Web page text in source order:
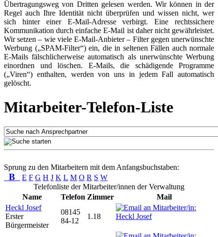
Übertragungsweg von Dritten gelesen werden. Wir können in der
Regel auch Ihre Identität nicht überprüfen und wissen nicht, wer
sich hinter einer E-Mail-Adresse verbirgt. Eine rechtssichere
Kommunikation durch einfache E-Mail ist daher nicht gewährleistet.
Wir setzen – wie viele E-Mail-Anbieter – Filter gegen unerwünschte
Werbung („SPAM-Filter“) ein, die in seltenen Fällen auch normale
E-Mails fälschlicherweise automatisch als unerwünschte Werbung
einordnen und löschen. E-Mails, die schädigende Programme
(„Viren“) enthalten, werden von uns in jedem Fall automatisch
gelöscht.
Mitarbeiter-Telefon-Liste
Sprung zu den Mitarbeitern mit dem Anfangsbuchstaben:
B E F G H J K L M O R S W
Telefonliste der Mitarbeiter/innen der Verwaltung
Name
Telefon Zimmer
Mail
Heckl Josef
Erster
Bürgermeister
08145
84-12
1.18